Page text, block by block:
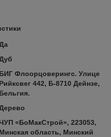
БИГ Флоорцоверингс. Улице
Рийксвег 442, Б-8710 Дейнзе,
Бельгия.
«БоМакСтрой», 223053,
Минская область, Минский